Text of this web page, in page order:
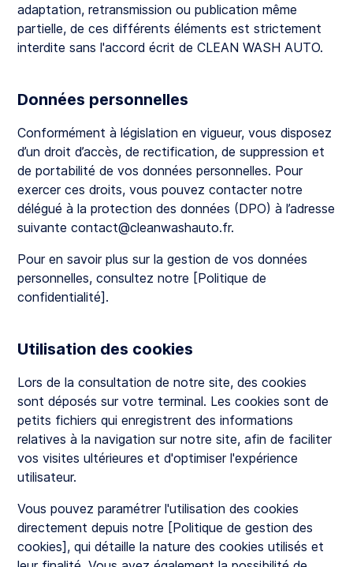
adaptation, retransmission ou publication même
partielle, de ces différents éléments est strictement
interdite sans l'accord écrit de CLEAN WASH AUTO.
Données personnelles
Conformément à législation en vigueur, vous disposez
d’un droit d’accès, de rectification, de suppression et
de portabilité de vos données personnelles. Pour
exercer ces droits, vous pouvez contacter notre
délégué à la protection des données (DPO) à l’adresse
suivante contact@cleanwashauto.fr.
Pour en savoir plus sur la gestion de vos données
personnelles, consultez notre [Politique de
confidentialité].
Utilisation des cookies
Lors de la consultation de notre site, des cookies
sont déposés sur votre terminal. Les cookies sont de
petits fichiers qui enregistrent des informations
relatives à la navigation sur notre site, afin de faciliter
vos visites ultérieures et d'optimiser l'expérience
utilisateur.
Vous pouvez paramétrer l'utilisation des cookies
directement depuis notre [Politique de gestion des
cookies], qui détaille la nature des cookies utilisés et